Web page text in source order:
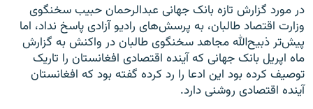
در مورد گزارش تازه بانک جهانی عبدالرحمان حبیب سخنگوی
وزارت اقتصاد طالبان، به پرسش‌های رادیو آزادی پاسخ نداد، اما
پیش‌تر ذبیح‌الله مجاهد سخنگوی طالبان در واکنش به گزارش
ماه اپریل بانک جهانی که آینده اقتصادی افغانستان را تاریک
توصیف کرده بود این ادعا را رد کرده گفته بود که افغانستان
آینده اقتصادی روشنی دارد.